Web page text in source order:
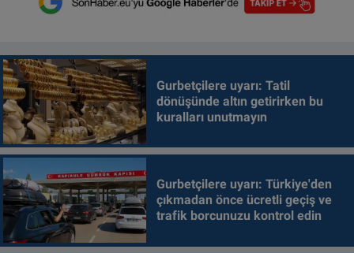
Gurbetçilere uyarı: Tatil
dönüşünde altın getirirken bu
kuralları unutmayın
Gurbetçilere uyarı: Türkiye'den
çıkmadan önce ücretli geçiş ve
trafik borcunuzu kontrol edin